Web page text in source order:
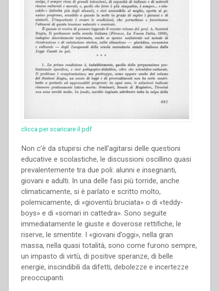
clicca per scaricare il pdf
Non c’è da stupirsi che nell’agitarsi delle questioni
educative e scolastiche, le discussioni oscillino quasi
prevalentemente tra due poli: alunni e insegnanti,
giovani e adulti. In una delle fasi più torride, anche
climaticamente, si è parlato e scritto molto,
polemicamente, di «gioventù bruciata» o di «teddy-
boys» e di «somari in cattedra». Sono seguite
immediatamente le giuste e doverose rettifiche, le
riserve, le smentite. I «giovani d’oggi», nella gran
massa, nella quasi totalità, sono come furono sempre,
un impasto di virtù, di positive speranze, di belle
energie, inscindibili da difetti, debolezze e incertezze
preoccupanti.